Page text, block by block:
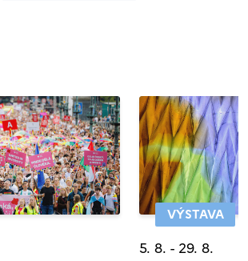
VÝSTAVA
5. 8. - 29. 8.